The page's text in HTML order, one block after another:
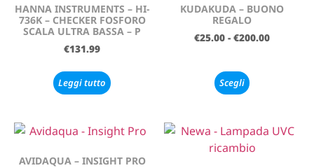
HANNA INSTRUMENTS – HI-
736K – CHECKER FOSFORO
SCALA ULTRA BASSA – P
€131.99
Leggi tutto
KUDAKUDA – BUONO
REGALO
€25.00 - €200.00
Scegli
AVIDAQUA – INSIGHT PRO